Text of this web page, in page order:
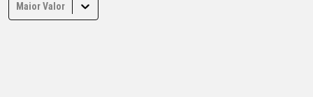
Maior Valor